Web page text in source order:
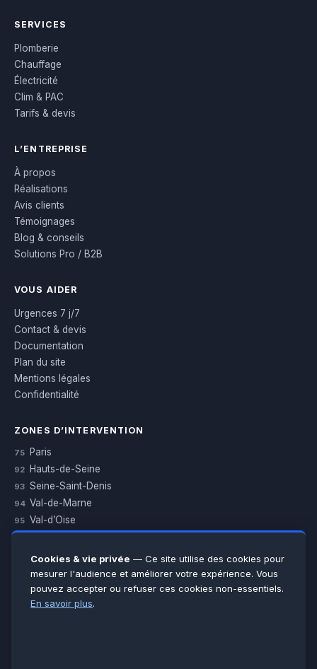
SERVICES
Plomberie
Chauffage
Électricité
Clim & PAC
Tarifs & devis
L’ENTREPRISE
À propos
Réalisations
Avis clients
Témoignages
Blog & conseils
Solutions Pro / B2B
VOUS AIDER
Urgences 7 j/7
Contact & devis
Documentation
Plan du site
Mentions légales
Confidentialité
ZONES D’INTERVENTION
75 Paris
92 Hauts-de-Seine
93 Seine-Saint-Denis
94 Val-de-Marne
95 Val-d’Oise
Essonne
Seine-et-Marne
Voir toutes les villes →
Cookies & vie privée — Ce site utilise des cookies pour
mesurer l'audience et améliorer votre expérience. Vous
pouvez accepter ou refuser ces cookies non-essentiels.
En savoir plus.